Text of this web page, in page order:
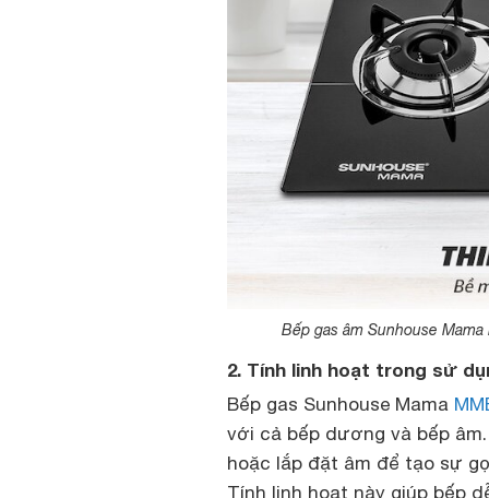
Bếp gas âm Sunhouse
2. Tính linh hoạt trong sử
Bếp gas Sunhouse Mama
với cả bếp dương và bếp
hoặc lắp đặt âm để tạo sự
Tính linh hoạt này giúp bếp